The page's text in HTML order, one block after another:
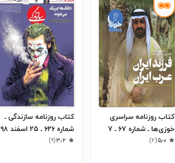
کتاب روزنامه سراسری
خوزی‌ها ـ شماره ۶۷ ـ ۷
بهمن ۹۹
۵٫۰(۲)
کتاب روزنامه سازندگی ـ
شماره ۶۲۶ ـ ۲۵ اسفند ۹۸
( به‌همراه ویژه‌نامه سال
۳٫۲(۹)